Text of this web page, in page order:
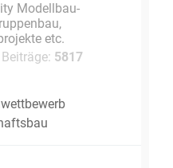
Modellbau-
etc.
5817